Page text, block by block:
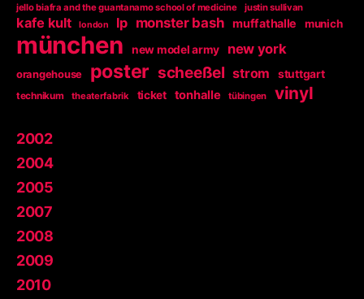
jello biafra and the guantanamo school of medicine justin sullivan
kafe kult london lp monster bash muffathalle munich
münchen new model army new york
orangehouse poster scheeßel strom stuttgart
technikum theaterfabrik ticket tonhalle tübingen vinyl
2002
2004
2005
2007
2008
2009
2010